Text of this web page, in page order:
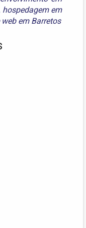
hospedagem em
web em Barretos